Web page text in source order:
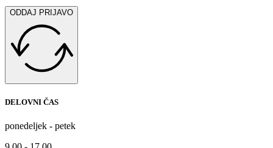
ODDAJ PRIJAVO
DELOVNI ČAS
ponedeljek - petek